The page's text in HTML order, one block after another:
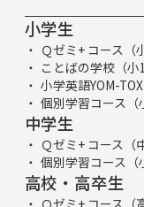
小学生
Ｑゼミ+ コース（
ことばの学校（小1
小学英語YOM-TOX
個別学習コース（
中学生
Ｑゼミ+ コース（
個別学習コース（
高校・高卒生
Ｑゼミ+ コース（